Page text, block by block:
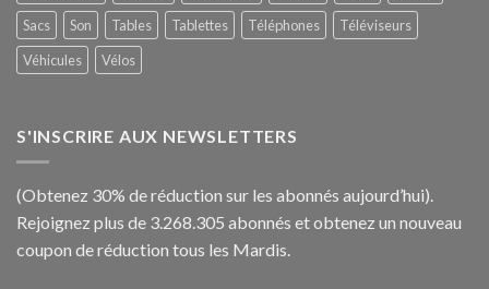
Sacs
Son Tables Tablettes Téléphones
Téléviseurs
Véhicules
Vélos
S'INSCRIRE AUX NEWSLETTERS
(Obtenez 30% de réduction sur les abonnés aujourd’hui).
Rejoignez plus de 3.268.305 abonnés et obtenez un nouveau
coupon de réduction tous les Mardis.